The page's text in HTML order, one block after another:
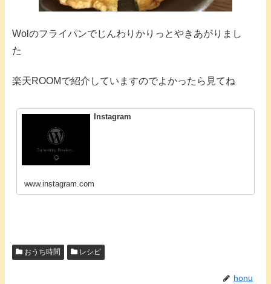
Wolのフライパンでじんわりかりっとやきあがりまし
た
楽天ROOMで紹介していますのでよかったら見てね
Instagram
www.instagram.com
おうち時間 レシピ
honu